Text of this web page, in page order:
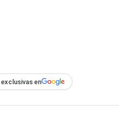
en